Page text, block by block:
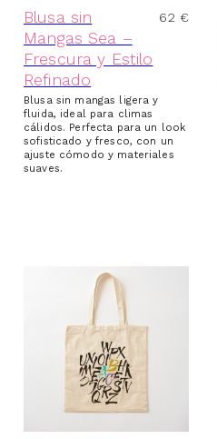
Blusa sin
Mangas Sea –
Frescura y Estilo
Refinado
62 €
Blusa sin mangas ligera y
fluida, ideal para climas
cálidos. Perfecta para un look
sofisticado y fresco, con un
ajuste cómodo y materiales
suaves.